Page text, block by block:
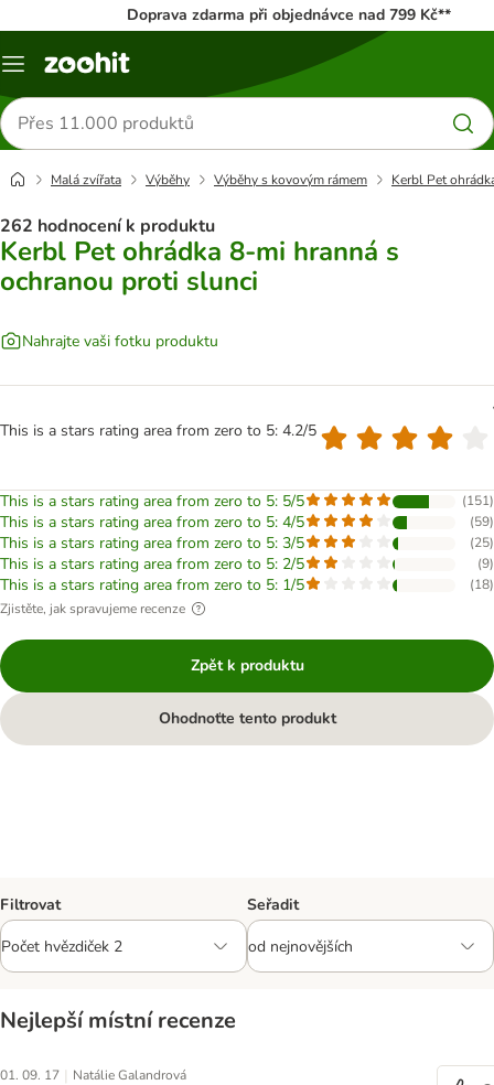
Doprava zdarma při objednávce nad 799 Kč**
Menu
Hledat
produkty
Malá zvířata Výběhy Výběhy s kovovým rámem Kerbl Pet
262 hodnocení k produktu
Kerbl Pet ohrádka 8-mi hranná s
ochranou proti slunci
Nahrajte vaši fotku produktu
This is a stars rating area from zero to 5: 4.2/5
This is a stars rating area from zero to 5: 5/5 (151)
This is a stars rating area from zero to 5: 4/5 (59)
This is a stars rating area from zero to 5: 3/5 (25)
This is a stars rating area from zero to 5: 2/5 (9)
This is a stars rating area from zero to 5: 1/5 (18)
Zjistěte, jak spravujeme recenze
Zpět k produktu
Ohodnoťte tento produkt
Filtrovat Seřadit
Nejlepší místní recenze
01. 09. 17 | Natálie Galandrová